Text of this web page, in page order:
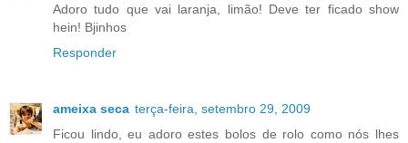
Adoro tudo que vai laranja, limão! Deve ter ficado show
hein! Bjinhos
Responder
ameixa seca terça-feira, setembro 29, 2009
Ficou lindo, eu adoro estes bolos de rolo como nós lhes